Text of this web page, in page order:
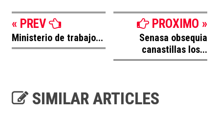
« PREV
Ministerio de trabajo...
PROXIMO »
Senasa obsequia
canastillas los...
SIMILAR ARTICLES